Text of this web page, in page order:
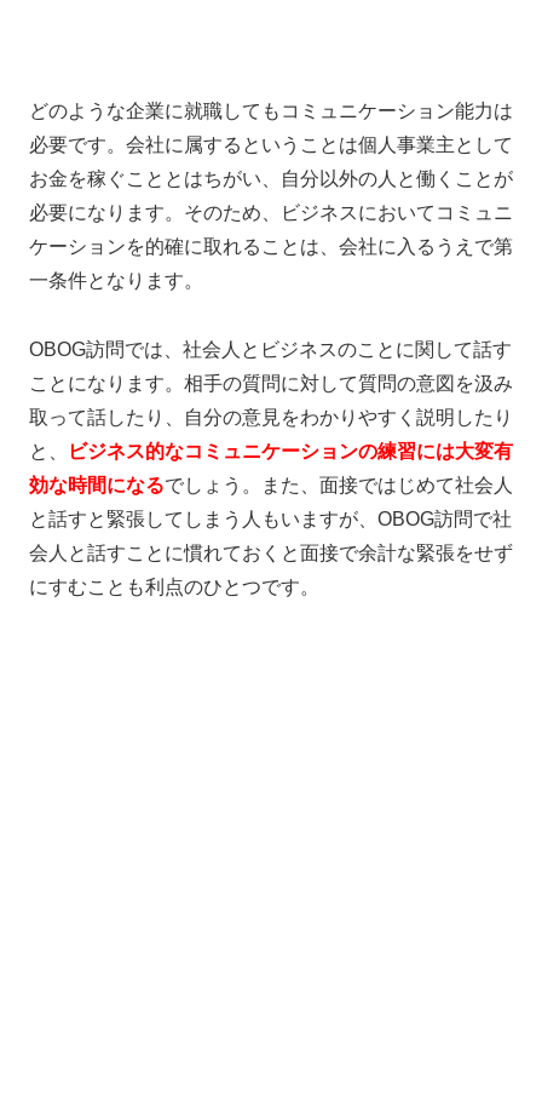
どのような企業に就職してもコミュニケーション能力は
必要です。会社に属するということは個人事業主として
お金を稼ぐこととはちがい、自分以外の人と働くことが
必要になります。そのため、ビジネスにおいてコミュニ
ケーションを的確に取れることは、会社に入るうえで第
一条件となります。
OBOG訪問では、社会人とビジネスのことに関して話す
ことになります。相手の質問に対して質問の意図を汲み
取って話したり、自分の意見をわかりやすく説明したり
と、
ビジネス的なコミュニケーションの練習には大変有
効な時間になるでしょう。また、面接ではじめて社会人
と話すと緊張してしまう人もいますが、OBOG訪問で社
会人と話すことに慣れておくと面接で余計な緊張をせず
にすむことも利点のひとつです。